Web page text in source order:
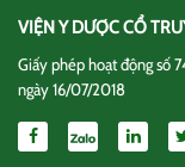
VIỆN Y DƯỢC CỔ
Giấy phép hoạt động số
ngày 16/07/2018